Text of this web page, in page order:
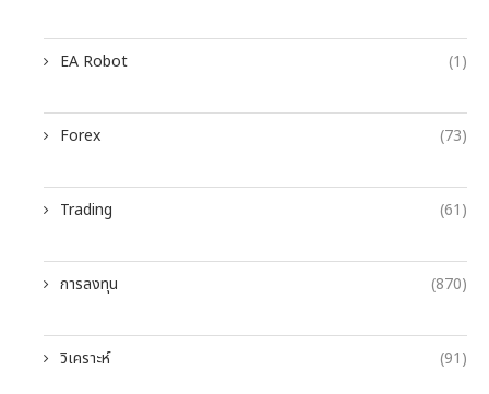
EA Robot (1)
Forex (73)
Trading (61)
การลงทุน (870)
วิเคราะห์ (91)